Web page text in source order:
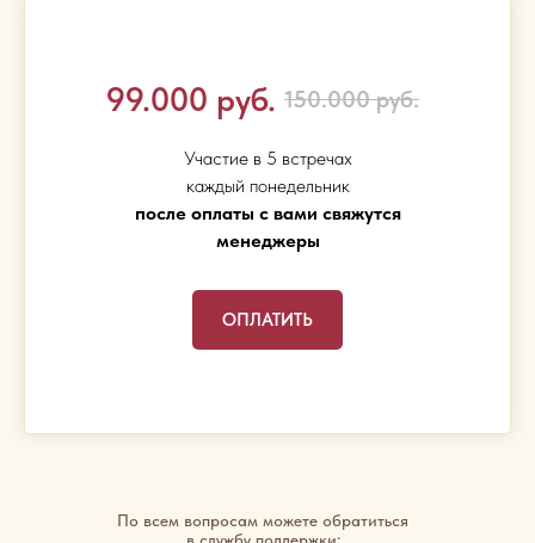
99.000 руб. 150.000 руб.
Участие в 5 встречах
каждый понедельник
после оплаты с вами свяжутся
менеджеры
ОПЛАТИТЬ
По всем вопросам можете обратиться